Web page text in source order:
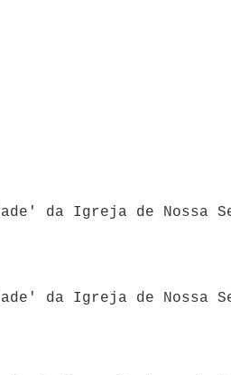
da Igreja de Nossa
da Igreja de Nossa